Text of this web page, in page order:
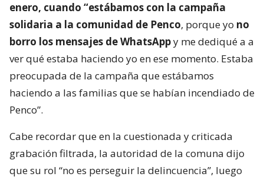
enero, cuando “estábamos con la campaña
solidaria a la comunidad de Penco, porque yo no
borro los mensajes de WhatsAppy me dediqué a a
ver qué estaba haciendo yo en ese momento. Estaba
preocupada de la campaña que estábamos
haciendo a las familias que se habían incendiado de
Penco”.
Cabe recordar que en la cuestionada y criticada
grabación filtrada, la autoridad de la comuna dijo
que su rol “no es perseguir la delincuencia”, luego